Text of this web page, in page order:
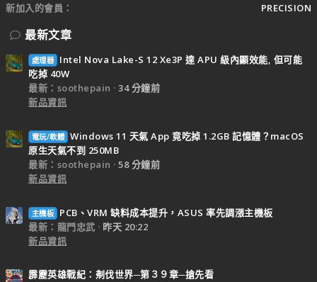
新加入的會員
PRECISION
最新文章
處理器
Intel Nova Lake-S 12 Xe3P 達 APU 級內顯效能, 但可能
吃掉 40W
最新：soothepain
34 分鐘前
新品資訊
電玩/軟體 Windows 11 天氣 App 竟吃掉 1.2GB 記憶體？macOS
原生天氣不到 250MB
最新：soothepain
58 分鐘前
新品資訊
主機板
PCB、VRM 缺料成本提升，ASUS 率先調漲主機板
最新：龍門忠武
昨天 20:22
新品資訊
霹靂英雄戰紀：刜伐世界─第３９章─搶先看